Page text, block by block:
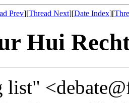
Prev][Thread Next][Date Index][
Hui
list"